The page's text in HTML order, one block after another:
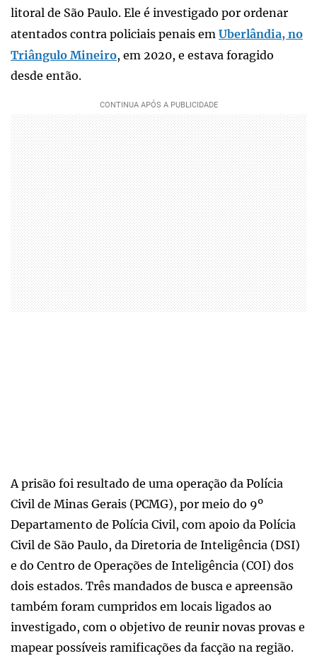
litoral de São Paulo. Ele é investigado por ordenar
atentados contra policiais penais em Uberlândia, no
Triângulo Mineiro, em 2020, e estava foragido
desde então.
A prisão foi resultado de uma operação da Polícia
Civil de Minas Gerais (PCMG), por meio do 9º
Departamento de Polícia Civil, com apoio da Polícia
Civil de São Paulo, da Diretoria de Inteligência (DSI)
e do Centro de Operações de Inteligência (COI) dos
dois estados. Três mandados de busca e apreensão
também foram cumpridos em locais ligados ao
investigado, com o objetivo de reunir novas provas e
mapear possíveis ramificações da facção na região.